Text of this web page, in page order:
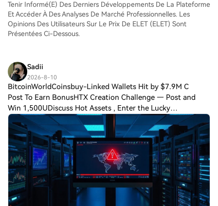
Tenir Informé(e) Des Derniers Développements De La Plateforme
Et Accéder À Des Analyses De Marché Professionnelles. Les
Opinions Des Utilisateurs Sur Le Prix De ELET (ELET) Sont
Présentées Ci-Dessous.
Sadii
2026-8-10
BitcoinWorldCoinsbuy-Linked Wallets Hit by $7.9M C
Post To Earn BonusHTX Creation Challenge — Post and
Win 1,500UDiscuss Hot Assets , Enter the Lucky
DrawBitcoinWorldCoinsbuy-Linked Wallets Hit by $7.9M
Crypto Theft, On-Chain Data Shows Blockchain sec